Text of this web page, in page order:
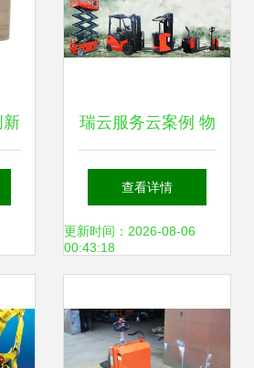
新 瑞云服务云案例 物
料搬运装备制造企
业的服务数字化转
径
查看详情
更新时间：2026-08-06
00:43:18